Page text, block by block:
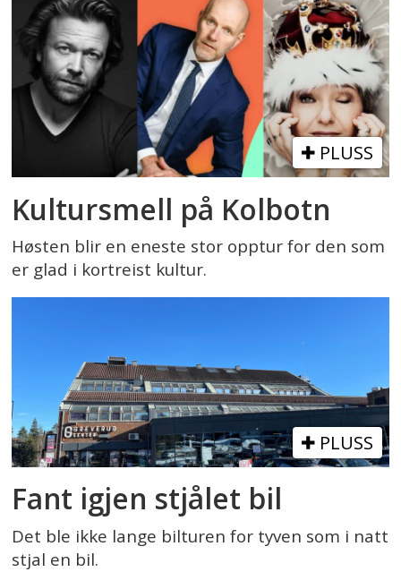
PLUSS
Kultursmell på Kolbotn
Høsten blir en eneste stor opptur for den som
er glad i kortreist kultur.
PLUSS
Fant igjen stjålet bil
Det ble ikke lange bilturen for tyven som i natt
stjal en bil.